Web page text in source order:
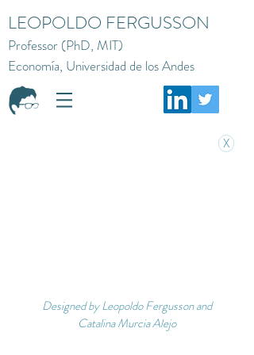
LEOPOLDO FERGUSSON
Professor (PhD, MIT)
Economía, Universidad de los Andes
X
Designed by Leopoldo Fergusson and
Catalina Murcia Alejo